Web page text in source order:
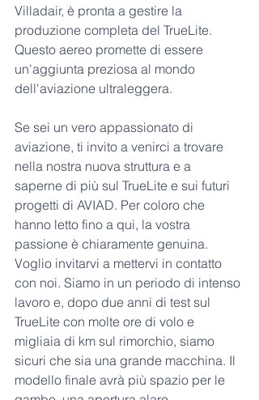
Villadair, è pronta a gestire la
produzione completa del TrueLite.
Questo aereo promette di essere
un'aggiunta preziosa al mondo
dell'aviazione ultraleggera.
Se sei un vero appassionato di
aviazione, ti invito a venirci a trovare
nella nostra nuova struttura e a
saperne di più sul TrueLite e sui futuri
progetti di AVIAD. Per coloro che
hanno letto fino a qui, la vostra
passione è chiaramente genuina.
Voglio invitarvi a mettervi in contatto
con noi. Siamo in un periodo di intenso
lavoro e, dopo due anni di test sul
TrueLite con molte ore di volo e
migliaia di km sul rimorchio, siamo
sicuri che sia una grande macchina. Il
modello finale avrà più spazio per le